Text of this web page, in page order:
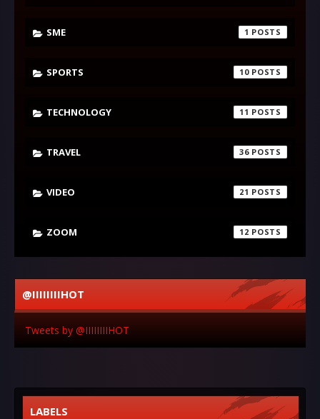
SME 1
SPORTS 10
TECHNOLOGY 11
TRAVEL 36
VIDEO 21
ZOOM 12
@IIIIIIIIHOT
Tweets by @IIIIIIIIHOT
LABELS